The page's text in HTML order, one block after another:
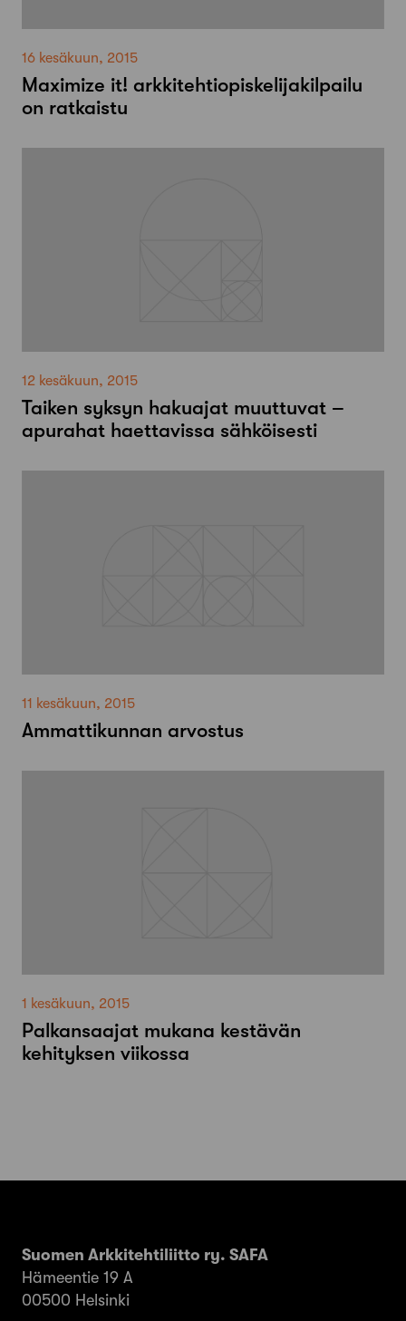
16 kesäkuun, 2015
Maximize it! arkkitehtiopiskelijakilpailu
on ratkaistu
12 kesäkuun, 2015
Taiken syksyn hakuajat muuttuvat –
apurahat haettavissa sähköisesti
11 kesäkuun, 2015
Ammattikunnan arvostus
1 kesäkuun, 2015
Palkansaajat mukana kestävän
kehityksen viikossa
Suomen Arkkitehtiliitto ry. SAFA
Hämeentie 19 A
00500 Helsinki